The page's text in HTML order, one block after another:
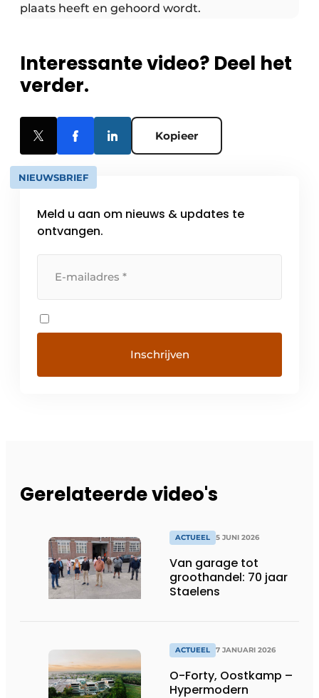
plaats heeft en gehoord wordt.
Interessante video? Deel het
verder.
Kopieer
NIEUWSBRIEF
Meld u aan om nieuws & updates te
ontvangen.
Gerelateerde video's
ACTUEEL 5 JUNI 2026
Van garage tot
groothandel: 70 jaar
Staelens
ACTUEEL 7 JANUARI 2026
O-Forty, Oostkamp –
Hypermodern